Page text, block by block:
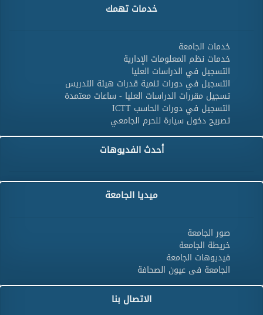
خدمات تهمك
خدمات الجامعة
خدمات نظم المعلومات الإدارية
التسجيل في الدراسات العليا
التسجيل في دورات تنمية قدرات هيئة التدريس
تسجيل مقررات الدراسات العليا - ساعات معتمدة
التسجيل في دورات الحاسب ICTT
تصريح دخول سيارة للحرم الجامعي
أحدث الفديوهات
ميديا الجامعة
صور الجامعة
خريطة الجامعة
فيديوهات الجامعة
الجامعة فى عيون الصحافة
الاتصال بنا